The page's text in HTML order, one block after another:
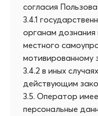
согласия
3.4.1
органам дознания
местного
мотивированному
3.4.2 в иных
действующим
3.5. Оператор
персональные